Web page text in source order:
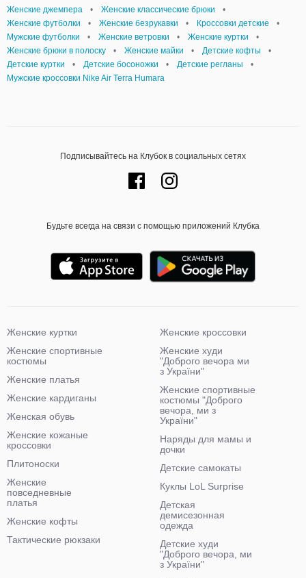
Женские джемпера • Женские классические брюки
•
Женские футболки
• Женские безрукавки • Кроссовки детские
•
Мужские футболки
• Женские ветровки • Женские куртки
•
Женские брюки в полоску
• Женские майки • Детские кофты
•
Детские куртки
• Детские босоножки • Детские регланы
•
Мужские кроссовки Nike Air Terra Humara
Подписывайтесь на Клубок в социальных сетях
Будьте всегда на связи с помощью приложений Клубка
Женские куртки
Женские спортивные
костюмы
Женские платья
Женские кардиганы
Женская обувь
Женские кожаные
кроссовки
Плитоноски
Женские
повседневные
платья
Женские кофты
Тактические рюкзаки
Женские кроссовки
Женские худи
"Доброго вечора ми
з України"
Женские спортивные
костюмы "Доброго
вечора, ми з
України"
Наряды для мамы и
дочки
Детские самокаты
Куклы LoL Surprise
Детская
демисезонная
одежда
Детские худи
"Доброго вечора, ми
з України"